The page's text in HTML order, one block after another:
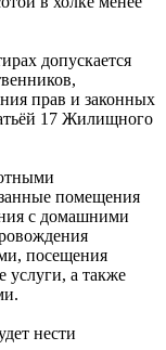
допускается
прав и законных
17 Жилищного
помещения
с домашними
посещения
услуги, а также
нести